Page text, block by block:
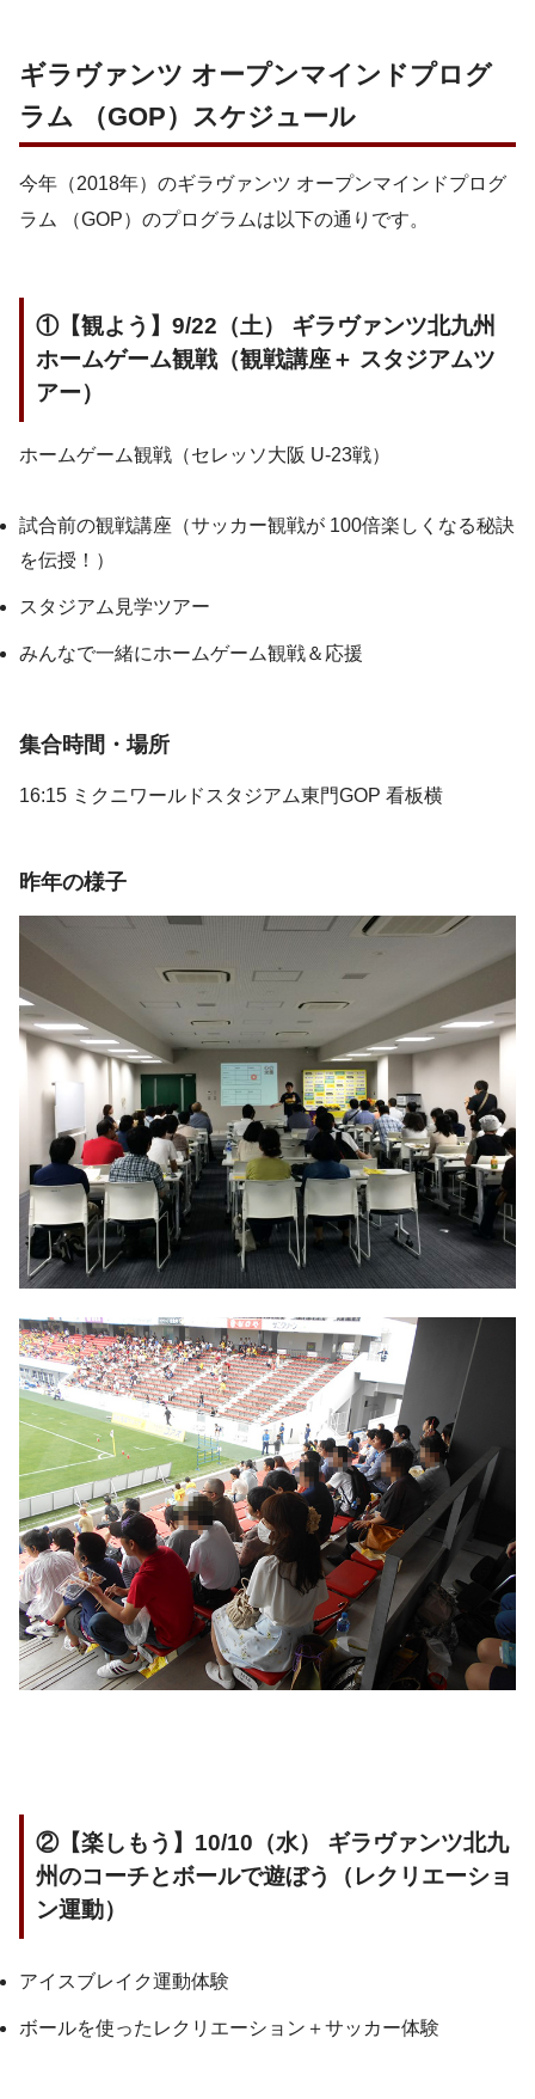
ギラヴァンツ オープンマインドプログ
ラム （GOP）スケジュール
今年（2018年）のギラヴァンツ オープンマインドプログ
ラム （GOP）のプログラムは以下の通りです。
①【観よう】9/22（土） ギラヴァンツ北九州
ホームゲーム観戦（観戦講座＋ スタジアムツ
アー）
ホームゲーム観戦（セレッソ大阪 U-23戦）
試合前の観戦講座（サッカー観戦が 100倍楽しくなる秘訣
を伝授！）
スタジアム見学ツアー
みんなで一緒にホームゲーム観戦＆応援
集合時間・場所
16:15 ミクニワールドスタジアム東門GOP 看板横
昨年の様子
②【楽しもう】10/10（水） ギラヴァンツ北九
州のコーチとボールで遊ぼう（レクリエーショ
ン運動）
アイスブレイク運動体験
ボールを使ったレクリエーション＋サッカー体験